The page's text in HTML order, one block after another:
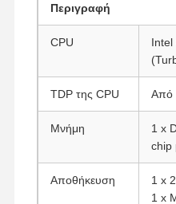
Περιγραφή
CPU
Intel
TDP της CPU Από
Μνήμη 1 x
chip
Αποθήκευση
1 x
1 x